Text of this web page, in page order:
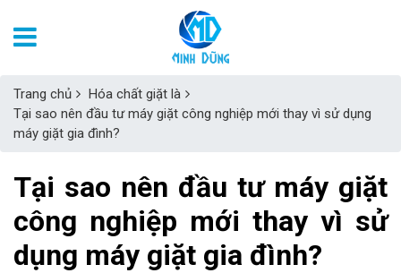
Trang chủ
Hóa chất giặt là
Tại sao nên đầu tư máy giặt công nghiệp mới thay vì sử dụng
máy giặt gia đình?
Tại sao nên đầu tư máy giặt
công nghiệp mới thay vì sử
dụng máy giặt gia đình?